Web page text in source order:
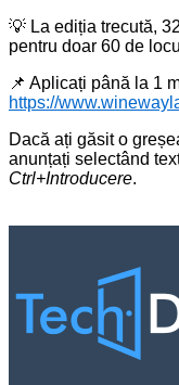
💡 La ediția trecută,
pentru doar 60 de
📌 Aplicați până la 1
https://
Dacă ați găsit o
anunțați selectând
Ctrl+Introducere.